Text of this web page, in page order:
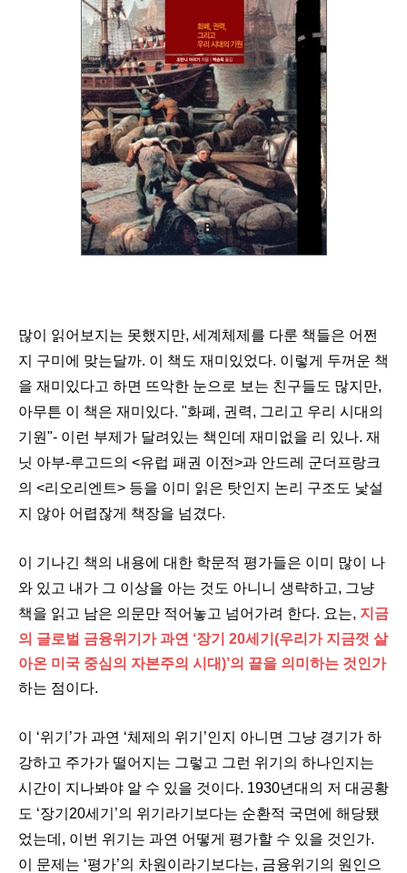
많이 읽어보지는 못했지만, 세계체제를 다룬 책들은 어쩐
지 구미에 맞는달까. 이 책도 재미있었다. 이렇게 두꺼운 책
을 재미있다고 하면 뜨악한 눈으로 보는 친구들도 많지만,
아무튼 이 책은 재미있다. "화폐, 권력, 그리고 우리 시대의
기원"- 이런 부제가 달려있는 책인데 재미없을 리 있나. 재
닛 아부-루고드의 <유럽 패권 이전>과 안드레 군더프랑크
의 <리오리엔트> 등을 이미 읽은 탓인지 논리 구조도 낯설
지 않아 어렵잖게 책장을 넘겼다.
이 기나긴 책의 내용에 대한 학문적 평가들은 이미 많이 나
와 있고 내가 그 이상을 아는 것도 아니니 생략하고, 그냥
책을 읽고 남은 의문만 적어놓고 넘어가려 한다. 요는, 지금
의 글로벌 금융위기가 과연 ‘장기 20세기(우리가 지금껏 살
아온 미국 중심의 자본주의 시대)’의 끝을 의미하는 것인가
하는 점이다.
이 ‘위기’가 과연 ‘체제의 위기’인지 아니면 그냥 경기가 하
강하고 주가가 떨어지는 그렇고 그런 위기의 하나인지는
시간이 지나봐야 알 수 있을 것이다. 1930년대의 저 대공황
도 ‘장기20세기’의 위기라기보다는 순환적 국면에 해당됐
었는데, 이번 위기는 과연 어떻게 평가할 수 있을 것인가.
이 문제는 ‘평가’의 차원이라기보다는, 금융위기의 원인으